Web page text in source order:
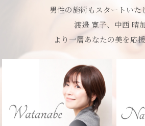
男性の施術もスタートいた
渡邉 寛子、中西 晴
より一層あなたの美を応援